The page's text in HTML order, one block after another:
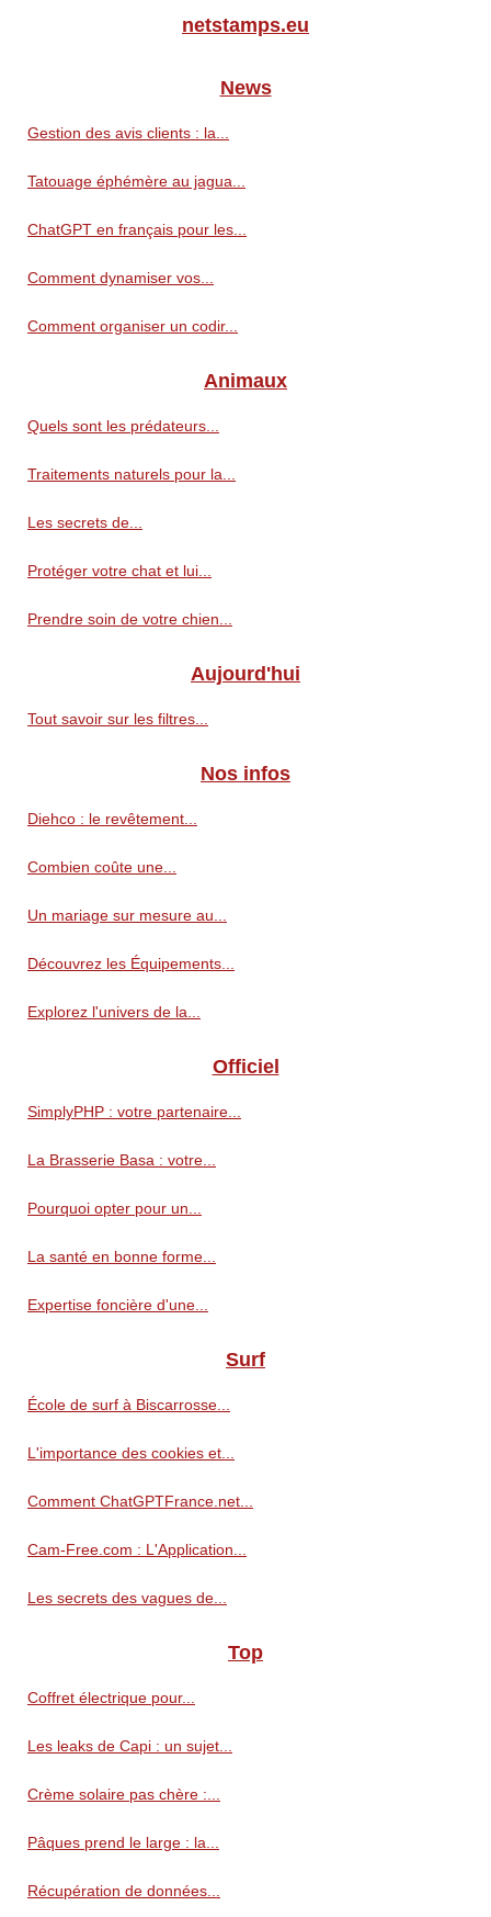
netstamps.eu
News
Gestion des avis clients : la...
Tatouage éphémère au jagua...
ChatGPT en français pour les...
Comment dynamiser vos...
Comment organiser un codir...
Animaux
Quels sont les prédateurs...
Traitements naturels pour la...
Les secrets de...
Protéger votre chat et lui...
Prendre soin de votre chien...
Aujourd'hui
Tout savoir sur les filtres...
Nos infos
Diehco : le revêtement...
Combien coûte une...
Un mariage sur mesure au...
Découvrez les Équipements...
Explorez l'univers de la...
Officiel
SimplyPHP : votre partenaire...
La Brasserie Basa : votre...
Pourquoi opter pour un...
La santé en bonne forme...
Expertise foncière d'une...
Surf
École de surf à Biscarrosse...
L'importance des cookies et...
Comment ChatGPTFrance.net...
Cam-Free.com : L'Application...
Les secrets des vagues de...
Top
Coffret électrique pour...
Les leaks de Capi : un sujet...
Crème solaire pas chère :...
Pâques prend le large : la...
Récupération de données...